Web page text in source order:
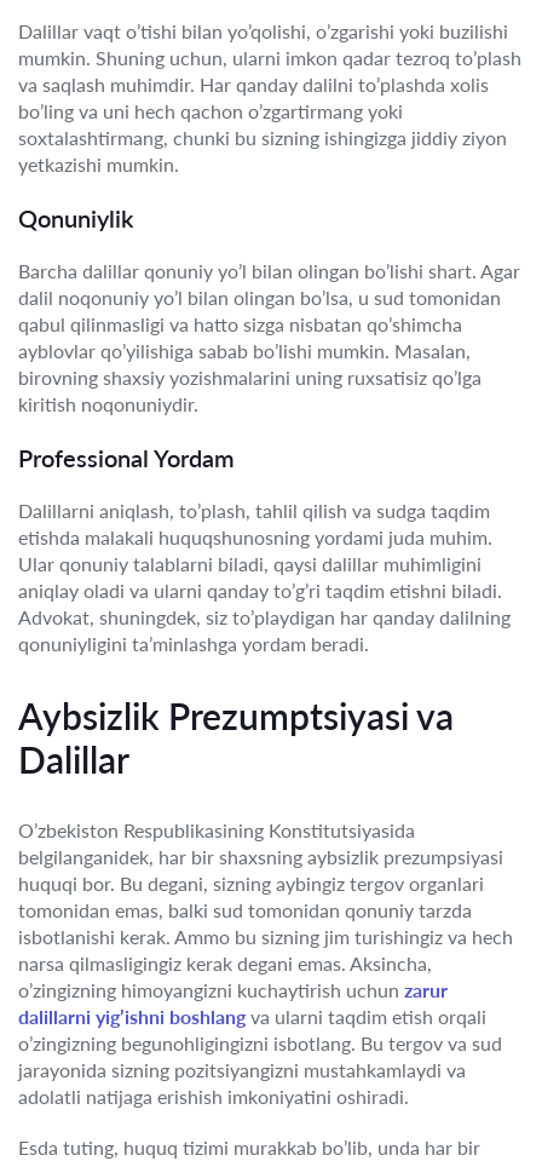
Dalillar vaqt o’tishi bilan yo’qolishi, o’zgarishi yoki buzilishi
mumkin. Shuning uchun, ularni imkon qadar tezroq to’plash
va saqlash muhimdir. Har qanday dalilni to’plashda xolis
bo’ling va uni hech qachon o’zgartirmang yoki
soxtalashtirmang, chunki bu sizning ishingizga jiddiy ziyon
yetkazishi mumkin.
Qonuniylik
Barcha dalillar qonuniy yo’l bilan olingan bo’lishi shart. Agar
dalil noqonuniy yo’l bilan olingan bo’lsa, u sud tomonidan
qabul qilinmasligi va hatto sizga nisbatan qo’shimcha
ayblovlar qo’yilishiga sabab bo’lishi mumkin. Masalan,
birovning shaxsiy yozishmalarini uning ruxsatisiz qo’lga
kiritish noqonuniydir.
Professional Yordam
Dalillarni aniqlash, to’plash, tahlil qilish va sudga taqdim
etishda malakali huquqshunosning yordami juda muhim.
Ular qonuniy talablarni biladi, qaysi dalillar muhimligini
aniqlay oladi va ularni qanday to’g’ri taqdim etishni biladi.
Advokat, shuningdek, siz to’playdigan har qanday dalilning
qonuniyligini ta’minlashga yordam beradi.
Aybsizlik Prezumptsiyasi va
Dalillar
O’zbekiston Respublikasining Konstitutsiyasida
belgilanganidek, har bir shaxsning aybsizlik prezumpsiyasi
huquqi bor. Bu degani, sizning aybingiz tergov organlari
tomonidan emas, balki sud tomonidan qonuniy tarzda
isbotlanishi kerak. Ammo bu sizning jim turishingiz va hech
narsa qilmasligingiz kerak degani emas. Aksincha,
o’zingizning himoyangizni kuchaytirish uchun zarur
dalillarni yig’ishni boshlangva ularni taqdim etish orqali
o’zingizning begunohligingizni isbotlang. Bu tergov va sud
jarayonida sizning pozitsiyangizni mustahkamlaydi va
adolatli natijaga erishish imkoniyatini oshiradi.
Esda tuting, huquq tizimi murakkab bo’lib, unda har bir